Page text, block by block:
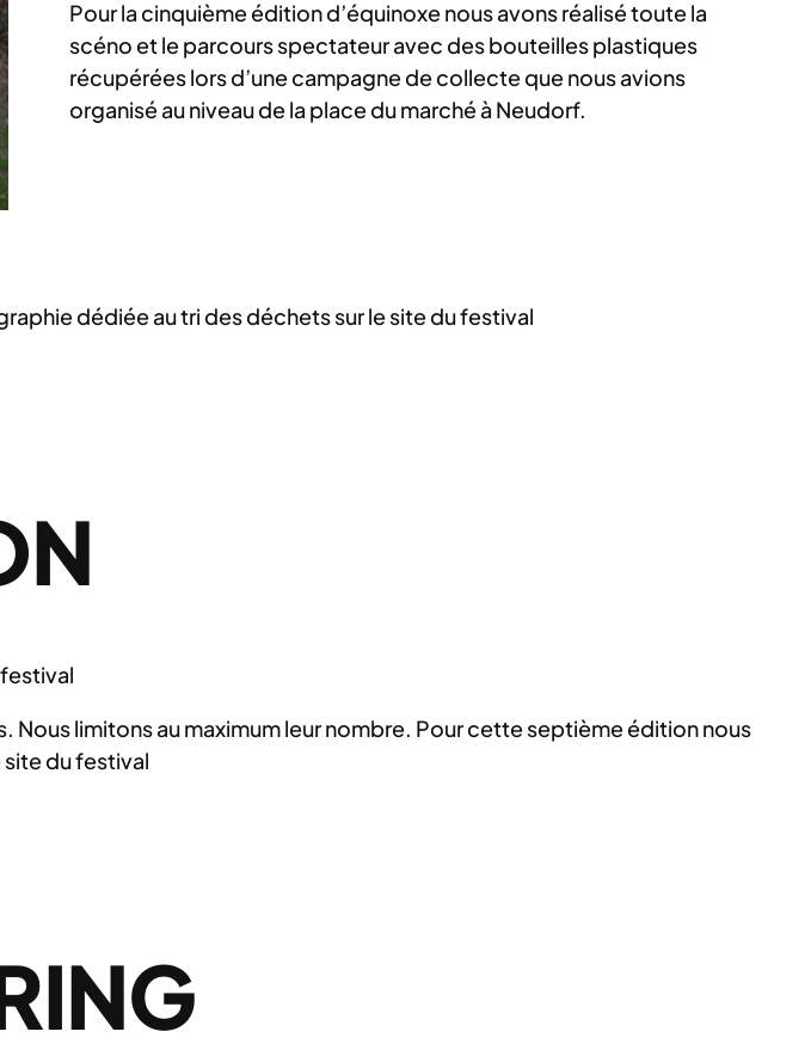
Pour la cinquième édition d’équinoxe nous avons réalisé toute la
scéno et le parcours spectateur avec des bouteilles plastiques
récupérées lors d’une campagne de collecte que nous avions
organisé au niveau de la place du marché à Neudorf.
dédiée au tri des déchets sur le site du festival
limitons au maximum leur nombre. Pour cette septième édition nous
site du festival